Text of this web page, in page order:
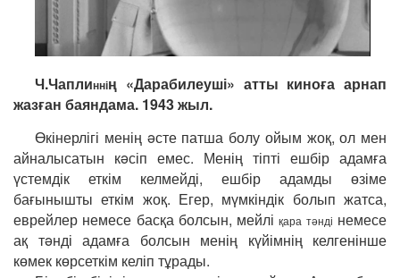
Ч.Чаплиннiң «Дарабилеуші» атты киноға арнап
жазған баяндама. 1943 жыл.
Өкінерлігі менің əсте патша болу ойым жоқ, ол мен
айналысатын кəсіп емес. Менің тіпті ешбір адамға
үстемдік еткім келмейді, ешбір адамды өзіме
бағынышты еткім жоқ. Егер, мүмкіндік болып жатса,
еврейлер немесе басқа болсын, мейліқарa тəнді немесе
ақ тəнді адамға болсын менің күйімнің келгенінше
көмек көрсеткім келіп тұрады.